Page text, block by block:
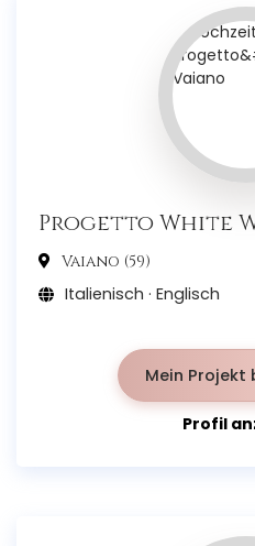
Progetto White
Vaiano (59)
Italienisch · Englisch
Mein Projekt
Profil